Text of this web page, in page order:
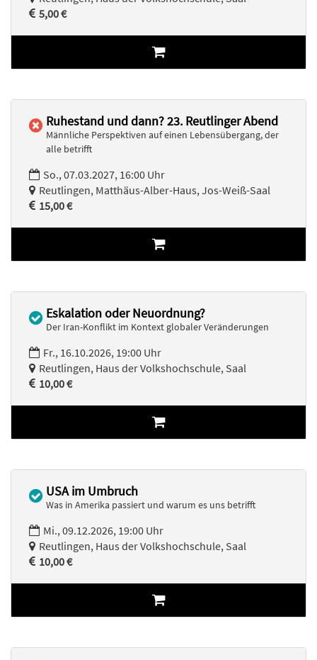
5,00 €
Ruhestand und dann? 23. Reutlinger Abend
Männliche Perspektiven auf einen Lebensübergang, der
alle betrifft
So., 07.03.2027, 16:00 Uhr
Reutlingen, Matthäus-Alber-Haus, Jos-Weiß-Saal
15,00 €
Eskalation oder Neuordnung?
Der Iran-Konflikt im Kontext globaler Veränderungen
Fr., 16.10.2026, 19:00 Uhr
Reutlingen, Haus der Volkshochschule, Saal
10,00 €
USA im Umbruch
Was in Amerika passiert und warum es uns betrifft
Mi., 09.12.2026, 19:00 Uhr
Reutlingen, Haus der Volkshochschule, Saal
10,00 €